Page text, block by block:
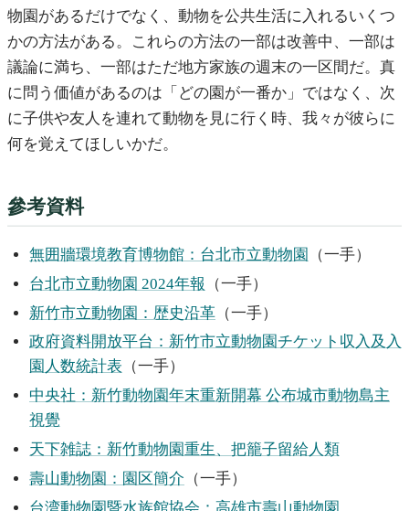
物園があるだけでなく、動物を公共生活に入れるいくつ
かの方法がある。これらの方法の一部は改善中、一部は
議論に満ち、一部はただ地方家族の週末の一区間だ。真
に問う価値があるのは「どの園が一番か」ではなく、次
に子供や友人を連れて動物を見に行く時、我々が彼らに
何を覚えてほしいかだ。
參考資料
無囲牆環境教育博物館：台北市立動物園
（一手）
台北市立動物園 2024年報
（一手）
新竹市立動物園：歴史沿革 （一手）
政府資料開放平台：新竹市立動物園チケット収入及入
園人数統計表 （一手）
中央社：新竹動物園年末重新開幕 公布城市動物島主
視覺
天下雑誌：新竹動物園重生、把籠子留給人類
壽山動物園：園区簡介 （一手）
台湾動物園暨水族館協会：高雄市壽山動物園